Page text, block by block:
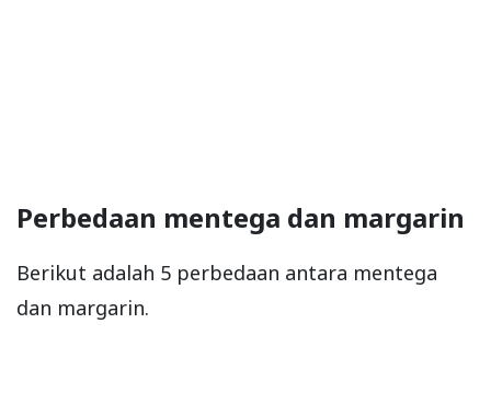
Perbedaan mentega dan margarin
Berikut adalah 5 perbedaan antara mentega
dan margarin.